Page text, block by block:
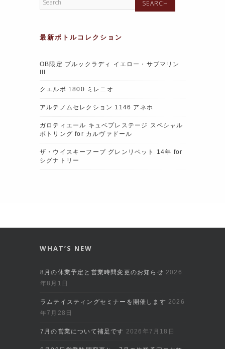
最新ボトルコレクション
OB限定 ブルックラディ イエロー・サブマリン
クエルボ 1800 ミレニオ
アルテノムセレクション 1146 アネホ
ガロティエール キュベプレステージ スペシャル
ボトリング for カルヴァドール
ザ・ウイスキーフープ グレンリベット 14年 for
シグナトリー
WHAT’S NEW
8月の休業予定と営業時間変更のお知らせ 2026
年8月1日
ラムテイスティングセミナーを開催します 2026
年7月28日
7月の営業について補足です 2026年7月18日